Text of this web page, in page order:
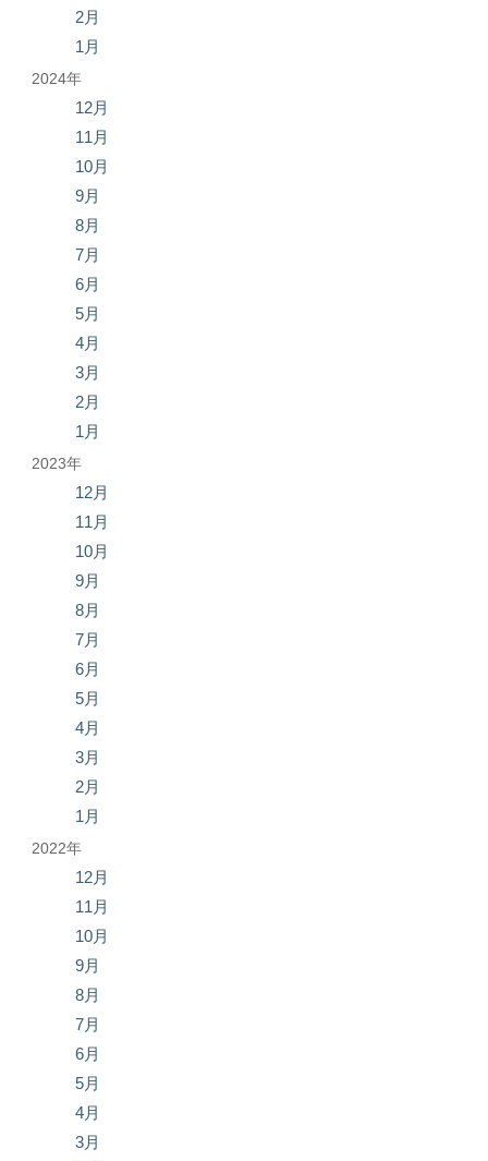
2月
1月
2024年
12月
11月
10月
9月
8月
7月
6月
5月
4月
3月
2月
1月
2023年
12月
11月
10月
9月
8月
7月
6月
5月
4月
3月
2月
1月
2022年
12月
11月
10月
9月
8月
7月
6月
5月
4月
3月